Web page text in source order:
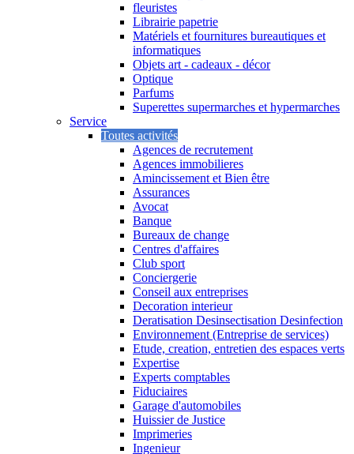
fleuristes
Librairie papetrie
Matériels et fournitures bureautiques et
informatiques
Objets art - cadeaux - décor
Optique
Parfums
Superettes supermarches et hypermarches
Service
Toutes activités
Agences de recrutement
Agences immobilieres
Amincissement et Bien être
Assurances
Avocat
Banque
Bureaux de change
Centres d'affaires
Club sport
Conciergerie
Conseil aux entreprises
Decoration interieur
Deratisation Desinsectisation Desinfection
Environnement (Entreprise de services)
Etude, creation, entretien des espaces verts
Expertise
Experts comptables
Fiduciaires
Garage d'automobiles
Huissier de Justice
Imprimeries
Ingenieur